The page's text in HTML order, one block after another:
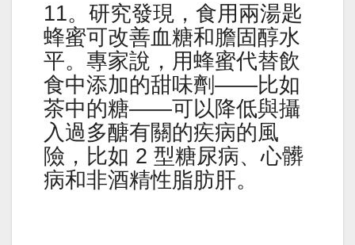
11。研究發現，食用兩湯匙
蜂蜜可改善血糖和膽固醇水
平。專家說，用蜂蜜代替飲
食中添加的甜味劑——比如
茶中的糖——可以降低與攝
入過多醣有關的疾病的風
險，比如 2 型糖尿病、心髒
病和非酒精性脂肪肝。